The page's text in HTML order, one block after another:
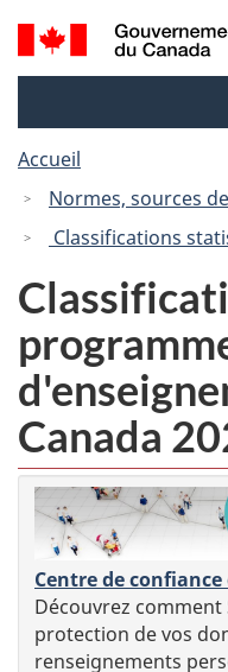
Recherche
et
Accueil
Normes, sources
Classifications
Canada
Centre de
Découvrez comment
protection de vos
renseignements